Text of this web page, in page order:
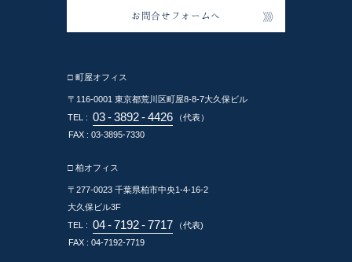
お問合せフォームへ
□ 町屋オフィス
〒116-0001 東京都荒川区町屋8-8-7大久保ビル
TEL : 03 - 3892 - 4426
（代表）
FAX : 03-3895-7330
□ 柏オフィス
〒277-0023 千葉県柏市中央1-4-16-2
大久保ビル3F
TEL : 04 - 7192 - 7717
（代表)
FAX : 04-7192-7719